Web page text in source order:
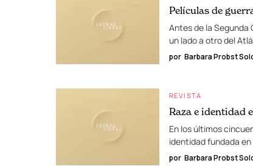
Películas de
Antes de la Segunda
un lado a otro del
por Barbara Probst
REVISTA
Raza e identidad
En los últimos
identidad fundada
por Barbara Probst